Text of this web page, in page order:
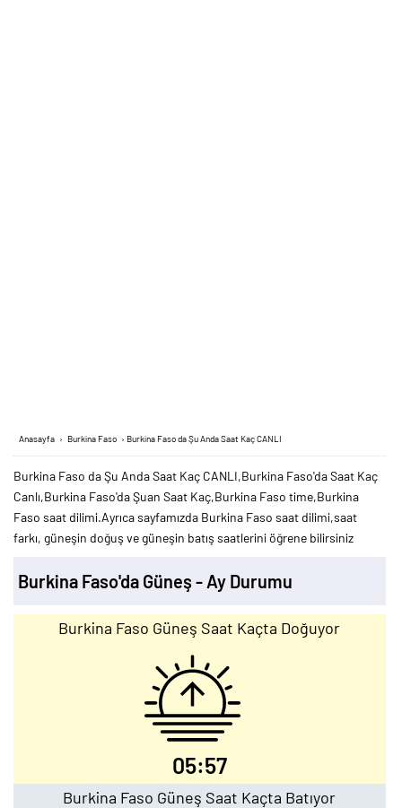
Anasayfa › Burkina Faso › Burkina Faso da Şu Anda Saat Kaç CANLI
Burkina Faso da Şu Anda Saat Kaç CANLI,Burkina Faso'da Saat Kaç
Canlı,Burkina Faso'da Şuan Saat Kaç,Burkina Faso time,Burkina
Faso saat dilimi.Ayrıca sayfamızda Burkina Faso saat dilimi,saat
farkı, güneşin doğuş ve güneşin batış saatlerini öğrene bilirsiniz
Burkina Faso'da Güneş - Ay Durumu
Burkina Faso Güneş Saat Kaçta Doğuyor
05:57
Burkina Faso Güneş Saat Kaçta Batıyor